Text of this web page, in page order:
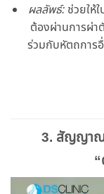
ผลลัพธ์:ช่วยให้
ต้องผ่านการผ่า
ร่วมกับหัตถการ
3. สัญญาณ